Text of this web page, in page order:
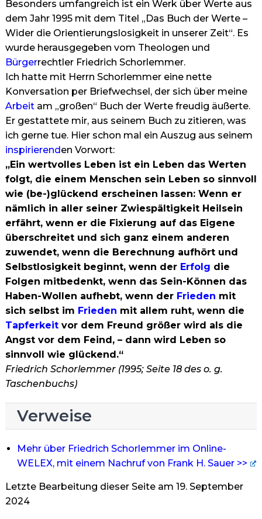
Besonders umfangreich ist ein Werk über Werte aus
dem Jahr 1995 mit dem Titel „Das Buch der Werte –
Wider die Orientierungslosigkeit in unserer Zeit“. Es
wurde herausgegeben vom Theologen und
Bürgerrechtler Friedrich Schorlemmer.
Ich hatte mit Herrn Schorlemmer eine nette
Konversation per Briefwechsel, der sich über meine
Arbeitam „großen“ Buch der Werte freudig äußerte.
Er gestattete mir, aus seinem Buch zu zitieren, was
ich gerne tue. Hier schon mal ein Auszug aus seinem
inspirierenden Vorwort:
„Ein wertvolles Leben ist ein Leben das Werten
folgt, die einem Menschen sein Leben so sinnvoll
wie (be-)glückend erscheinen lassen: Wenn er
nämlich in aller seiner Zwiespältigkeit Heilsein
erfährt, wenn er die Fixierung auf das Eigene
überschreitet und sich ganz einem anderen
zuwendet, wenn die Berechnung aufhört und
Selbstlosigkeit beginnt, wenn der Erfolg die
Folgen mitbedenkt, wenn das Sein-Können das
Haben-Wollen aufhebt, wenn der Frieden mit
sich selbst im Frieden mit allem ruht, wenn die
Tapferkeitvor dem Freund größer wird als die
Angst vor dem Feind, – dann wird Leben so
sinnvoll wie glückend.“
Friedrich Schorlemmer (1995; Seite 18 des o. g.
Taschenbuchs)
Verweise
Mehr über Friedrich Schorlemmer im Online-
WELEX, mit einem Nachruf von Frank H. Sauer >>
Letzte Bearbeitung dieser Seite am 19. September
2024